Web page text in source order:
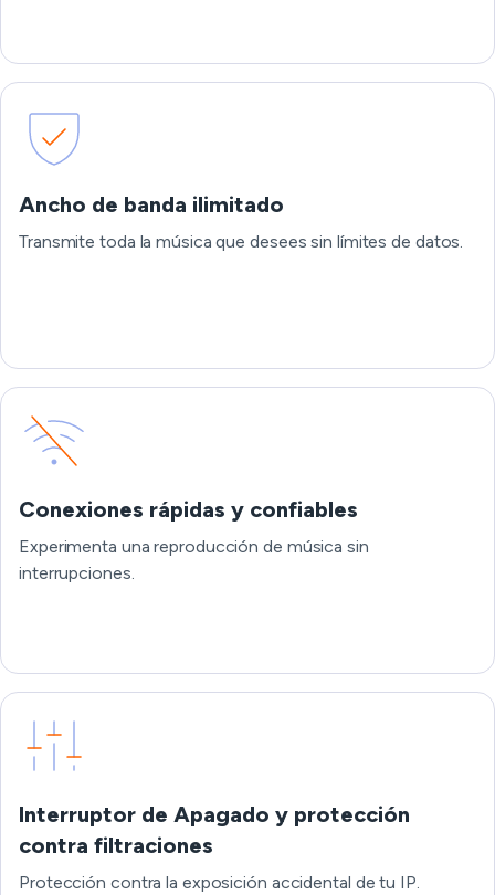
Ancho de banda ilimitado
Transmite toda la música que desees sin límites de datos.
Conexiones rápidas y confiables
Experimenta una reproducción de música sin
interrupciones.
Interruptor de Apagado y protección
contra filtraciones
Protección contra la exposición accidental de tu IP.